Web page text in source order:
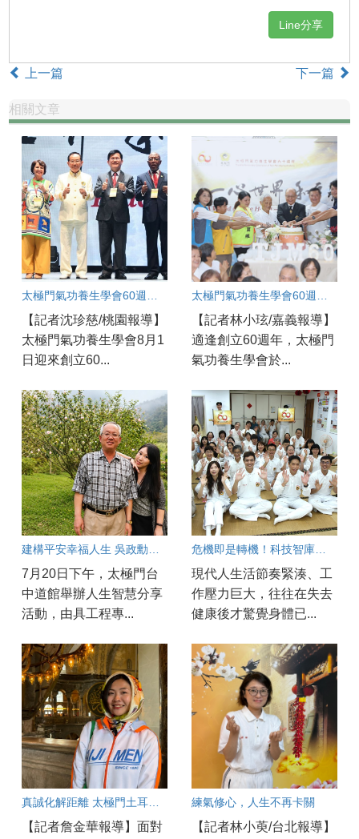
Line分享
上一篇 下一篇
相關文章
【記者沈珍慈/桃園報導】
太極門氣功養生學會8月1
日迎來創立60...
【記者林小玹/嘉義報導】
適逢創立60週年，太極門
氣功養生學會於...
7月20日下午，太極門台
中道館舉辦人生智慧分享
活動，由具工程專...
現代人生活節奏緊湊、工
作壓力巨大，往往在失去
健康後才驚覺身體已...
真誠化解距離 太極門土耳其文化交流傳遞良心與和平
【記者詹金華報導】面對
練氣修心，人生不再卡關
【記者林小萸/台北報導】